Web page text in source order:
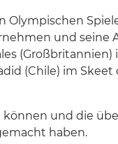
Olympischen
und seine
(Großbritannien)
(Chile) im Skeet
können und die
haben.